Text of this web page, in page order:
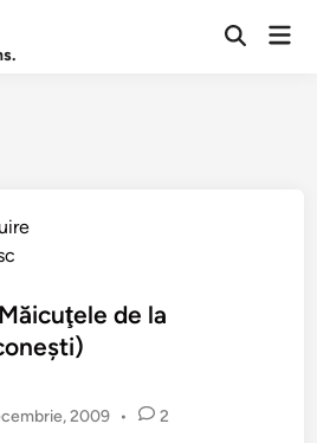
Deschide
de la
2009 • 2